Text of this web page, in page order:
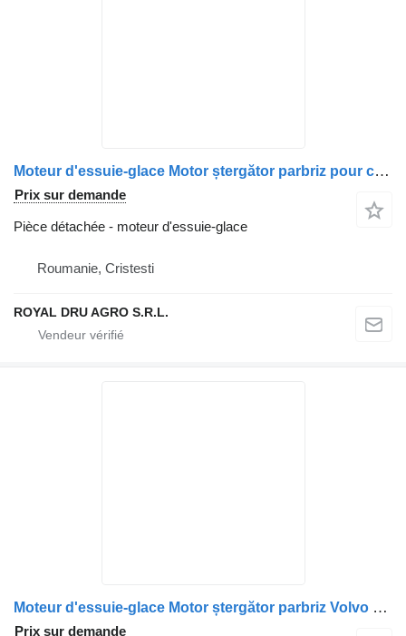
Moteur d'essuie-glace Motor ștergător parbriz pour camion Valeo 405.001 12V pentru MAN
Prix sur demande
Pièce détachée - moteur d'essuie-glace
Roumanie, Cristesti
ROYAL DRU AGRO S.R.L.
Moteur d'essuie-glace Motor ștergător parbriz Volvo 20872888 pour camion Valeo 22103408 7422103408 5001834379 1409966 1706503
Prix sur demande